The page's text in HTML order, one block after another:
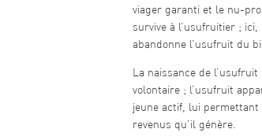
viager garanti et le nu-
survive à l’usufruitier ;
abandonne l’usufruit du
La naissance de
volontaire ; l’usufruit
jeune actif, lui
revenus qu’il génère.